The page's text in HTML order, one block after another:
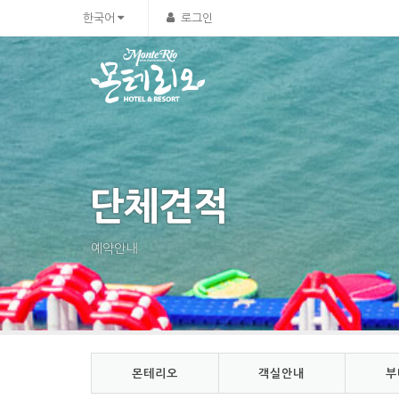
한국어 로그인
단체견적
예약안내
몬테리오 객실안내
Sketchbook5, 스케치북5